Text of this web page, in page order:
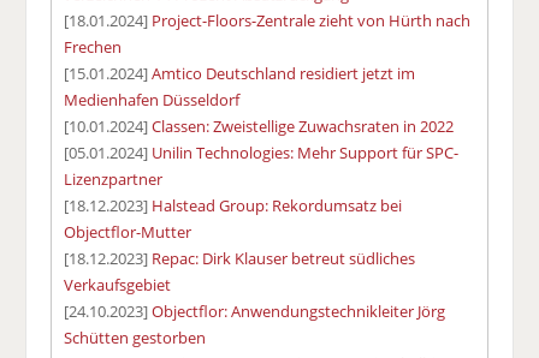
[18.01.2024] Project-Floors-Zentrale zieht von Hürth nach
Frechen
[15.01.2024]Amtico Deutschland residiert jetzt im
Medienhafen Düsseldorf
[10.01.2024]Classen: Zweistellige Zuwachsraten in 2022
[05.01.2024] Unilin Technologies: Mehr Support für SPC-
Lizenzpartner
[18.12.2023] Halstead Group: Rekordumsatz bei
Objectflor-Mutter
[18.12.2023] Repac: Dirk Klauser betreut südliches
Verkaufsgebiet
[24.10.2023]Objectflor: Anwendungstechnikleiter Jörg
Schütten gestorben